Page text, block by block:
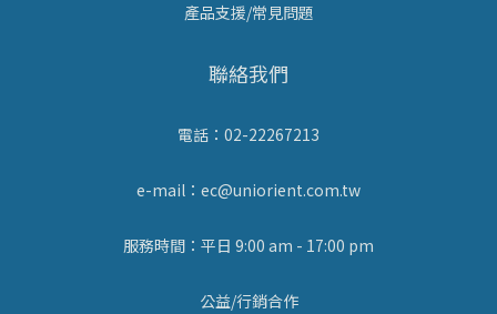
產品支援/常見問題
聯絡我們
電話：02-22267213
e-mail：ec@uniorient.com.tw
服務時間：平日 9:00 am - 17:00 pm
公益/行銷合作